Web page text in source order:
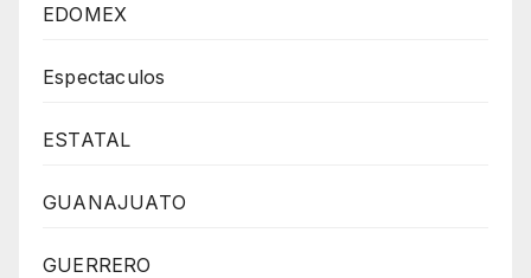
EDOMEX
Espectaculos
ESTATAL
GUANAJUATO
GUERRERO